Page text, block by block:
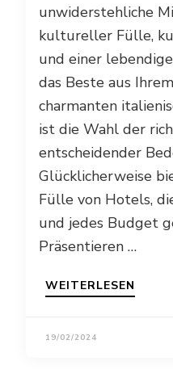
unwiderstehliche
kultureller Fülle,
und einer
das Beste aus
charmanten
ist die Wahl der
entscheidender
Glücklicherweise
Fülle von Hotels,
und jedes Budget
Präsentieren …
WEITERLESEN
19/02/2024